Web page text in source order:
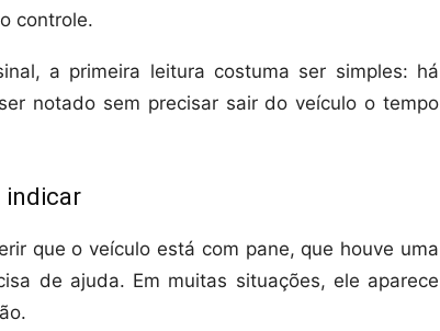
controle.
a primeira leitura costuma ser simples: há
notado sem precisar sair do veículo o tempo
indicar
que o veículo está com pane, que houve uma
de ajuda. Em muitas situações, ele aparece